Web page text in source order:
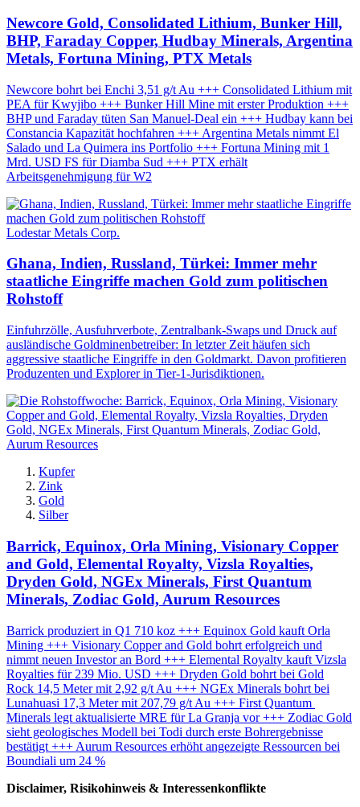
Newcore Gold, Consolidated Lithium, Bunker Hill,
BHP, Faraday Copper, Hudbay Minerals, Argentina
Metals, Fortuna Mining, PTX Metals
Newcore bohrt bei Enchi 3,51 g/t Au +++ Consolidated Lithium mit
PEA für Kwyjibo +++ Bunker Hill Mine mit erster Produktion +++
BHP und Faraday tüten San Manuel-Deal ein +++ Hudbay kann bei
Constancia Kapazität hochfahren +++ Argentina Metals nimmt El
Salado und La Quimera ins Portfolio +++ Fortuna Mining mit 1
Mrd. USD FS für Diamba Sud +++ PTX erhält
Arbeitsgenehmigung für W2
Lodestar Metals Corp.
Ghana, Indien, Russland, Türkei: Immer mehr
staatliche Eingriffe machen Gold zum politischen
Rohstoff
Einfuhrzölle, Ausfuhrverbote, Zentralbank-Swaps und Druck auf
ausländische Goldminenbetreiber: In letzter Zeit häufen sich
aggressive staatliche Eingriffe in den Goldmarkt. Davon profitieren
Produzenten und Explorer in Tier-1-Jurisdiktionen.
Kupfer
Zink
Gold
Silber
Barrick, Equinox, Orla Mining, Visionary Copper
and Gold, Elemental Royalty, Vizsla Royalties,
Dryden Gold, NGEx Minerals, First Quantum
Minerals, Zodiac Gold, Aurum Resources
Barrick produziert in Q1 710 koz +++ Equinox Gold kauft Orla
Mining +++ Visionary Copper and Gold bohrt erfolgreich und
nimmt neuen Investor an Bord +++ Elemental Royalty kauft Vizsla
Royalties für 239 Mio. USD +++ Dryden Gold bohrt bei Gold
Rock 14,5 Meter mit 2,92 g/t Au +++ NGEx Minerals bohrt bei
Lunahuasi 17,3 Meter mit 207,79 g/t Au +++ First Quantum
Minerals legt aktualisierte MRE für La Granja vor +++ Zodiac Gold
sieht geologisches Modell bei Todi durch erste Bohrergebnisse
bestätigt +++ Aurum Resources erhöht angezeigte Ressourcen bei
Boundiali um 24 %
Disclaimer, Risikohinweis & Interessenkonflikte